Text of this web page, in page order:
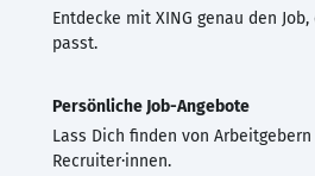
Entdecke mit XING genau den
passt.
Persönliche Job-Angebote
Lass Dich finden von
Recruiter·innen.